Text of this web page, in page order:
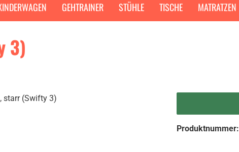
GEHTRAINER STÜHLE TISCHE MATRATZEN
3)
Produktnummer: